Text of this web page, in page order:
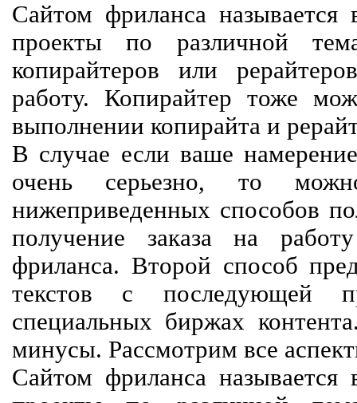
Сайтом фриланса называется
проекты по различной
копирайтеров или
работу. Копирайтер тоже
выполнении копирайта и
В случае если ваше
очень серьезно, то
нижеприведенных способов
получение заказа на
фриланса. Второй способ
текстов с последующей
специальных биржах
минусы. Рассмотрим все
Сайтом фриланса называется